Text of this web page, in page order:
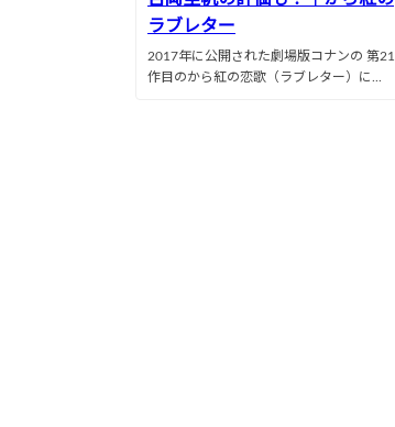
ラブレター
2017年に公開された劇場版コナンの 第21
作目のから紅の恋歌（ラブレター）に...